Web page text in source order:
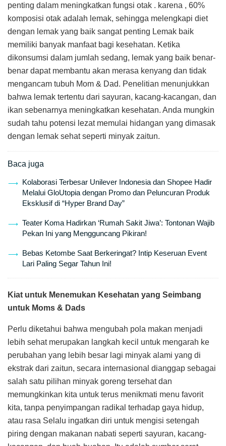
penting dalam meningkatkan fungsi otak . karena , 60%
komposisi otak adalah lemak, sehingga melengkapi diet
dengan lemak yang baik sangat penting Lemak baik
memiliki banyak manfaat bagi kesehatan. Ketika
dikonsumsi dalam jumlah sedang, lemak yang baik benar-
benar dapat membantu akan merasa kenyang dan tidak
mengancam tubuh Mom & Dad. Penelitian menunjukkan
bahwa lemak tertentu dari sayuran, kacang-kacangan, dan
ikan sebenarnya meningkatkan kesehatan. Anda mungkin
sudah tahu potensi lezat memulai hidangan yang dimasak
dengan lemak sehat seperti minyak zaitun.
Baca juga
Kolaborasi Terbesar Unilever Indonesia dan Shopee Hadir
Melalui GloUtopia dengan Promo dan Peluncuran Produk
Eksklusif di “Hyper Brand Day”
Teater Koma Hadirkan ‘Rumah Sakit Jiwa’: Tontonan Wajib
Pekan Ini yang Mengguncang Pikiran!
Bebas Ketombe Saat Berkeringat? Intip Keseruan Event
Lari Paling Segar Tahun Ini!
Kiat untuk Menemukan Kesehatan yang Seimbang
untuk Moms & Dads
Perlu diketahui bahwa mengubah pola makan menjadi
lebih sehat merupakan langkah kecil untuk mengarah ke
perubahan yang lebih besar lagi minyak alami yang di
ekstrak dari zaitun, secara internasional dianggap sebagai
salah satu pilihan minyak goreng tersehat dan
memungkinkan kita untuk terus menikmati menu favorit
kita, tanpa penyimpangan radikal terhadap gaya hidup,
atau rasa Selalu ingatkan diri untuk mengisi setengah
piring dengan makanan nabati seperti sayuran, kacang-